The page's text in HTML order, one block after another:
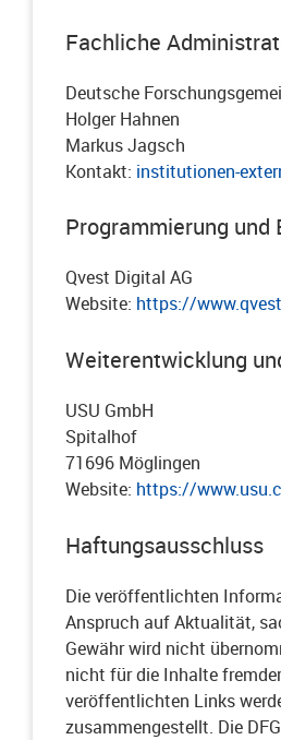
Fachliche
Deutsche
Holger Hahnen
Markus Jagsch
Kontakt: institutionen-
Programmierung und
Qvest Digital AG
Website: https://
Weiterentwicklung
USU GmbH
Spitalhof
71696 Möglingen
Website: https://
Haftungsausschluss
Die veröffentlichten
Anspruch auf Aktualität,
Gewähr wird nicht
nicht für die Inhalte
veröffentlichten Links
zusammengestellt. Die